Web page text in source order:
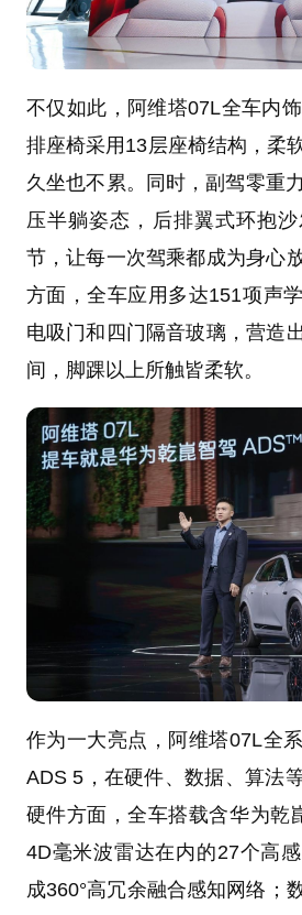
不仅如此，阿维塔07L全车内
排座椅采用13层座椅结构，柔
久坐也不累。同时，副驾零重
压半躺姿态，后排翼式环抱
节，让每一次驾乘都成为身心
方面，全车应用多达151项声
电吸门和四门隔音玻璃，营造
间，脚踝以上所触皆柔软。
作为一大亮点，阿维塔07L全
ADS 5，在硬件、数据、算法
硬件方面，全车搭载含华为乾
4D毫米波雷达在内的27个高
成360°高冗余融合感知网络；